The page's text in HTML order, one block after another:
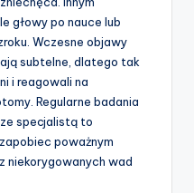
głowy po nauce lub
Wczesne objawy
subtelne, dlatego tak
i reagowali na
Regularne badania
specjalistą to
poważnym
niekorygowanych wad